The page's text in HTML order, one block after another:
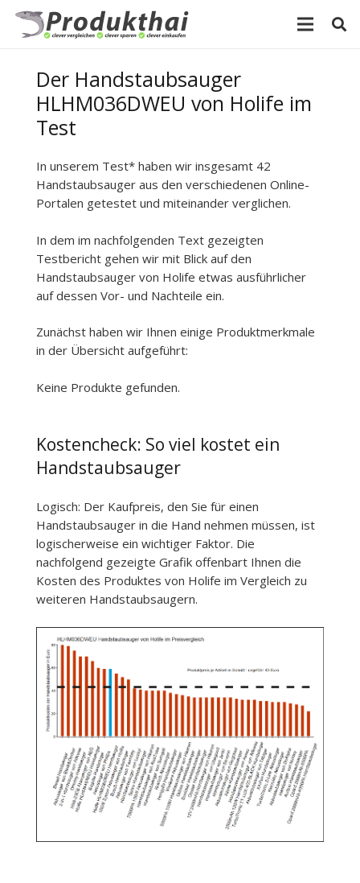
Der Handstaubsauger
HLHM036DWEU von Holife im
Test
In unserem Test* haben wir insgesamt 42
Handstaubsauger aus den verschiedenen Online-
Portalen getestet und miteinander verglichen.
In dem im nachfolgenden Text gezeigten
Testbericht gehen wir mit Blick auf den
Handstaubsauger von Holife etwas ausführlicher
auf dessen Vor- und Nachteile ein.
Zunächst haben wir Ihnen einige Produktmerkmale
in der Übersicht aufgeführt:
Keine Produkte gefunden.
Kostencheck: So viel kostet ein
Handstaubsauger
Logisch: Der Kaufpreis, den Sie für einen
Handstaubsauger in die Hand nehmen müssen, ist
logischerweise ein wichtiger Faktor. Die
nachfolgend gezeigte Grafik offenbart Ihnen die
Kosten des Produktes von Holife im Vergleich zu
weiteren Handstaubsaugern.